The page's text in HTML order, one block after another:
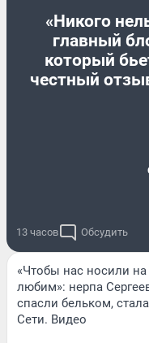
«Никого
главный
который
честный
13 часов Обсудить
«Чтобы нас носили на
любим»: нерпа
спасли бельком,
Сети. Видео